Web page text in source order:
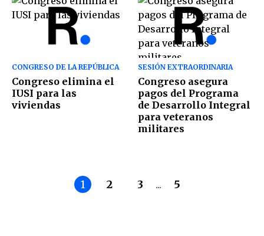
CONGRESO DE LA REPÚBLICA
Congreso elimina el
IUSI para las
viviendas
SESIÓN EXTRAORDINARIA
Congreso asegura
pagos del Programa
de Desarrollo Integral
para veteranos
militares
1 2 3 ... 5